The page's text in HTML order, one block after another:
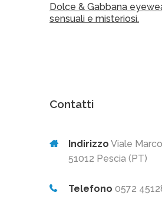
Dolce & Gabbana
sensuali e misteriosi.
Contatti
Indirizzo Viale
51012 Pescia (PT)
Telefono 0572